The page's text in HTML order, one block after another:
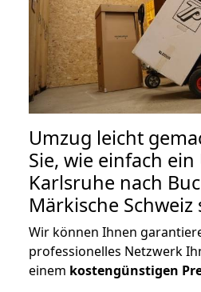
Umzug leicht
Sie, wie einfach
Karlsruhe nach
Märkische Schweiz
Wir können Ihnen
professionelles Netzwerk
einem kostengünstigen